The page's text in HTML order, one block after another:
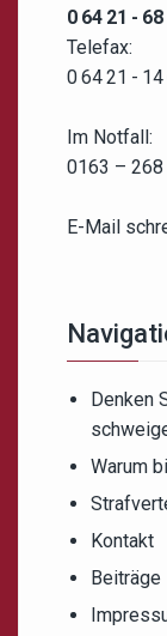
0 64 21 -
Telefax:
0 64 21 - 14
Im Notfall:
0163 –
E-Mail
Denken
Warum
Kontakt
Beiträge